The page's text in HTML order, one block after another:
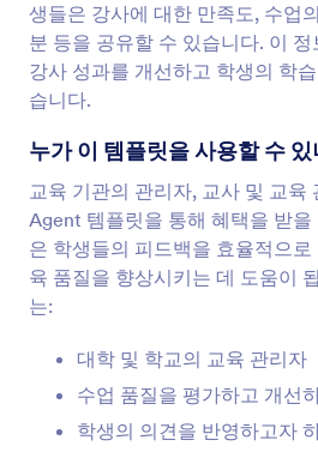
생들은 강사에 대한 만족도, 수업
분 등을 공유할 수 있습니다. 이
강사 성과를 개선하고 학생의 학
습니다.
누가 이 템플릿을 사용할 수 있
교육 기관의 관리자, 교사 및 교육
Agent 템플릿을 통해 혜택을 받을
은 학생들의 피드백을 효율적으
육 품질을 향상시키는 데 도움이
는:
대학 및 학교의 교육 관리자
수업 품질을 평가하고 개선
학생의 의견을 반영하고자